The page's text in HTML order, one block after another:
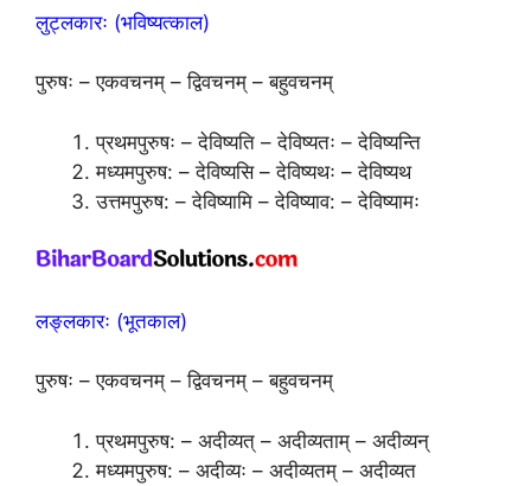
लुट्लकारः (भविष्यत्काल)
पुरुषः – एकवचनम् – द्विवचनम् – बहुवचनम्
प्रथमपुरुषः – देविष्यति – देविष्यतः – देविष्यन्ति
मध्यमपुरुष: – देविष्यसि – देविष्यथः – देविष्यथ
उत्तमपुरुष: – देविष्यामि – देविष्याव: – देविष्यामः
लङ्लकारः (भूतकाल)
पुरुषः – एकवचनम् – द्विवचनम् – बहुवचनम्
प्रथमपुरुष: – अदीव्यत् – अदीव्यताम् – अदीव्यन्
मध्यमपुरुष: – अदीव्यः – अदीव्यतम् – अदीव्यत